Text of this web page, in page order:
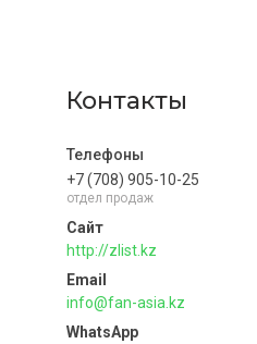
Контакты
+7 (708) 905-10-25
отдел продаж
http://zlist.kz
info@fan-asia.kz